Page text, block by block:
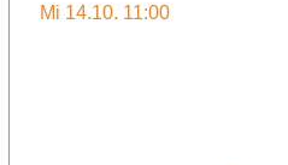
Mi 14.10. 11:00